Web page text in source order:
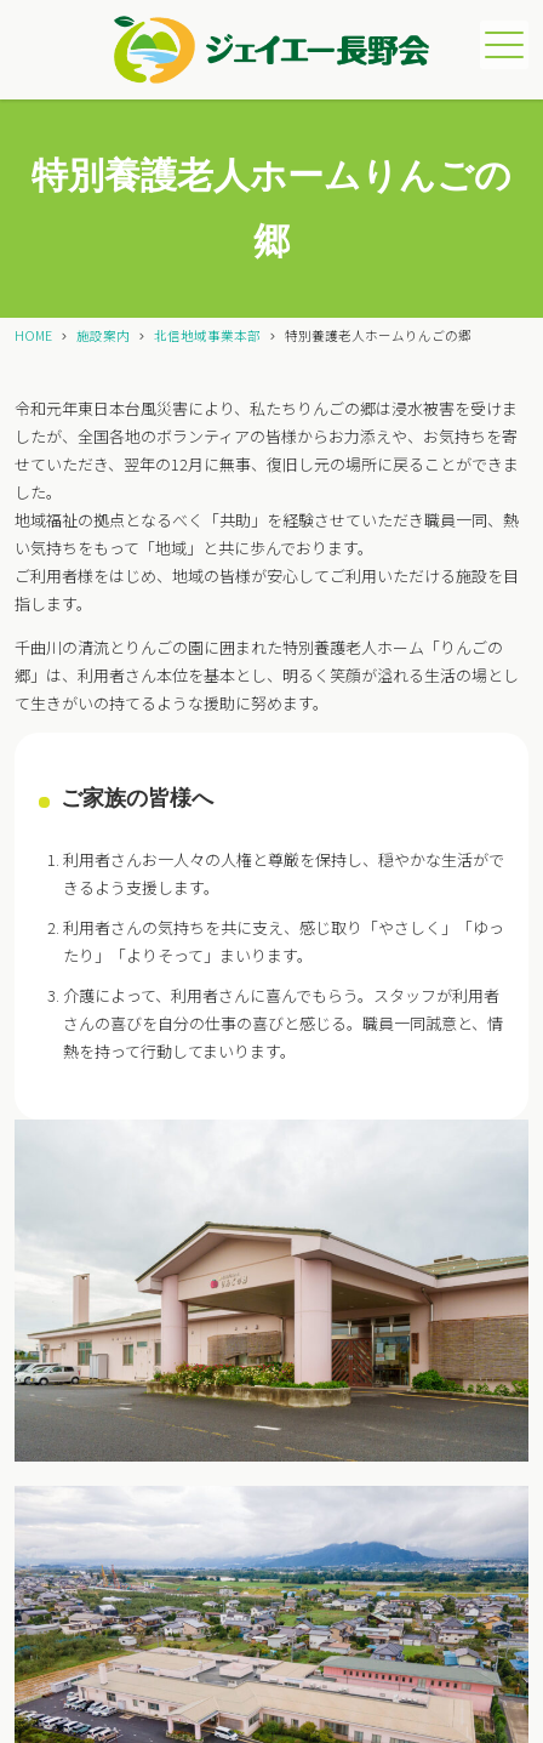
メニュー
特別養護老人ホームりんごの
郷
HOME 施設案内 北信地域事業本部 特別養護老人ホームりんごの郷
令和元年東日本台風災害により、私たちりんごの郷は浸水被害を受けま
したが、全国各地のボランティアの皆様からお力添えや、お気持ちを寄
せていただき、翌年の12月に無事、復旧し元の場所に戻ることができま
した。
地域福祉の拠点となるべく「共助」を経験させていただき職員一同、熱
い気持ちをもって「地域」と共に歩んでおります。
ご利用者様をはじめ、地域の皆様が安心してご利用いただける施設を目
指します。
千曲川の清流とりんごの園に囲まれた特別養護老人ホーム「りんごの
郷」は、利用者さん本位を基本とし、明るく笑顔が溢れる生活の場とし
て生きがいの持てるような援助に努めます。
ご家族の皆様へ
利用者さんお一人々の人権と尊厳を保持し、穏やかな生活がで
きるよう支援します。
利用者さんの気持ちを共に支え、感じ取り「やさしく」「ゆっ
たり」「よりそって」まいります。
介護によって、利用者さんに喜んでもらう。スタッフが利用者
さんの喜びを自分の仕事の喜びと感じる。職員一同誠意と、情
熱を持って行動してまいります。